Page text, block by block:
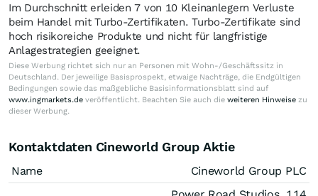
Im Durchschnitt erleiden 7 von 10 Kleinanlegern Verluste
beim Handel mit Turbo-Zertifikaten. Turbo-Zertifikate sind
hoch risikoreiche Produkte und nicht für langfristige
Anlagestrategien geeignet.
Diese Werbung richtet sich nur an Personen mit Wohn-/Geschäftssitz in
Deutschland. Der jeweilige Basisprospekt, etwaige Nachträge, die Endgültigen
Bedingungen sowie das maßgebliche Basisinformationsblatt sind auf
www.ingmarkets.de veröffentlicht. Beachten Sie auch die weiteren Hinweise zu
dieser Werbung.
Kontaktdaten Cineworld Group Aktie
Name Cineworld Group PLC